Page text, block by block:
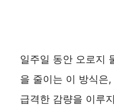
일주일 동안 오로지
을 줄이는 이 방식은
급격한 감량을 이루